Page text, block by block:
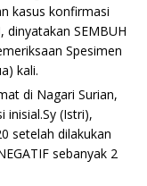
kasus konfirmasi
SEMBUH
Spesimen
kali.
di Nagari Surian,
inisial.Sy (Istri),
setelah dilakukan
sebanyak 2